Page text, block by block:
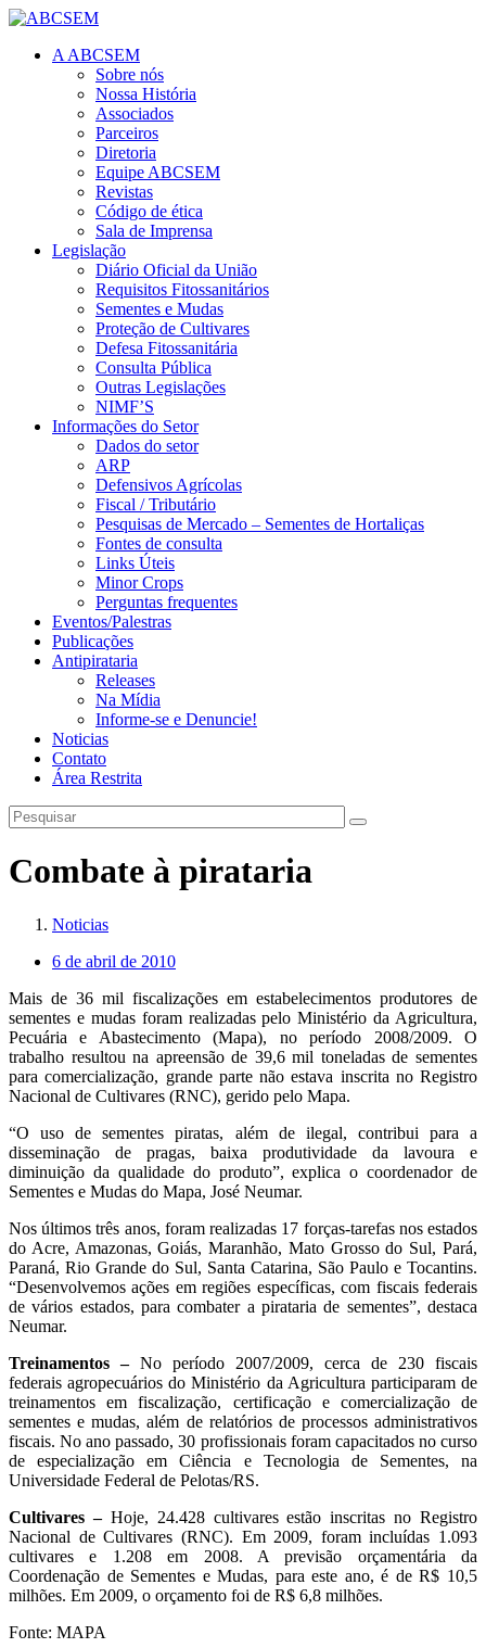
A ABCSEM
Sobre nós
Nossa História
Associados
Parceiros
Diretoria
Equipe ABCSEM
Revistas
Código de ética
Sala de Imprensa
Legislação
Diário Oficial da União
Requisitos Fitossanitários
Sementes e Mudas
Proteção de Cultivares
Defesa Fitossanitária
Consulta Pública
Outras Legislações
NIMF’S
Informações do Setor
Dados do setor
ARP
Defensivos Agrícolas
Fiscal / Tributário
Pesquisas de Mercado – Sementes de Hortaliças
Fontes de consulta
Links Úteis
Minor Crops
Perguntas frequentes
Eventos/Palestras
Publicações
Antipirataria
Releases
Na Mídia
Informe-se e Denuncie!
Noticias
Contato
Área Restrita
Combate à pirataria
Noticias
6 de abril de 2010
Mais de 36 mil fiscalizações em estabelecimentos produtores de
sementes e mudas foram realizadas pelo Ministério da Agricultura,
Pecuária e Abastecimento (Mapa), no período 2008/2009. O
trabalho resultou na apreensão de 39,6 mil toneladas de sementes
para comercialização, grande parte não estava inscrita no Registro
Nacional de Cultivares (RNC), gerido pelo Mapa.
“O uso de sementes piratas, além de ilegal, contribui para a
disseminação de pragas, baixa produtividade da lavoura e
diminuição da qualidade do produto”, explica o coordenador de
Sementes e Mudas do Mapa, José Neumar.
Nos últimos três anos, foram realizadas 17 forças-tarefas nos estados
do Acre, Amazonas, Goiás, Maranhão, Mato Grosso do Sul, Pará,
Paraná, Rio Grande do Sul, Santa Catarina, São Paulo e Tocantins.
“Desenvolvemos ações em regiões específicas, com fiscais federais
de vários estados, para combater a pirataria de sementes”, destaca
Neumar.
Treinamentos –No período 2007/2009, cerca de 230 fiscais
federais agropecuários do Ministério da Agricultura participaram de
treinamentos em fiscalização, certificação e comercialização de
sementes e mudas, além de relatórios de processos administrativos
fiscais. No ano passado, 30 profissionais foram capacitados no curso
de especialização em Ciência e Tecnologia de Sementes, na
Universidade Federal de Pelotas/RS.
Cultivares –Hoje, 24.428 cultivares estão inscritas no Registro
Nacional de Cultivares (RNC). Em 2009, foram incluídas 1.093
cultivares e 1.208 em 2008. A previsão orçamentária da
Coordenação de Sementes e Mudas, para este ano, é de R$ 10,5
milhões. Em 2009, o orçamento foi de R$ 6,8 milhões.
Fonte: MAPA